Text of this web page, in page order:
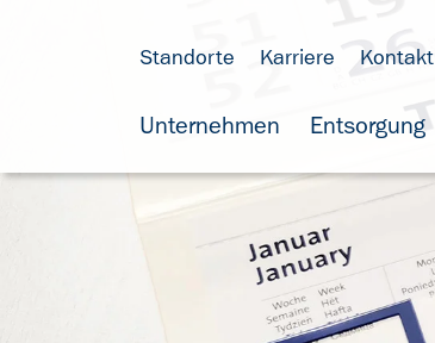
Standorte Karriere Kontakt
Unternehmen Entsorgung